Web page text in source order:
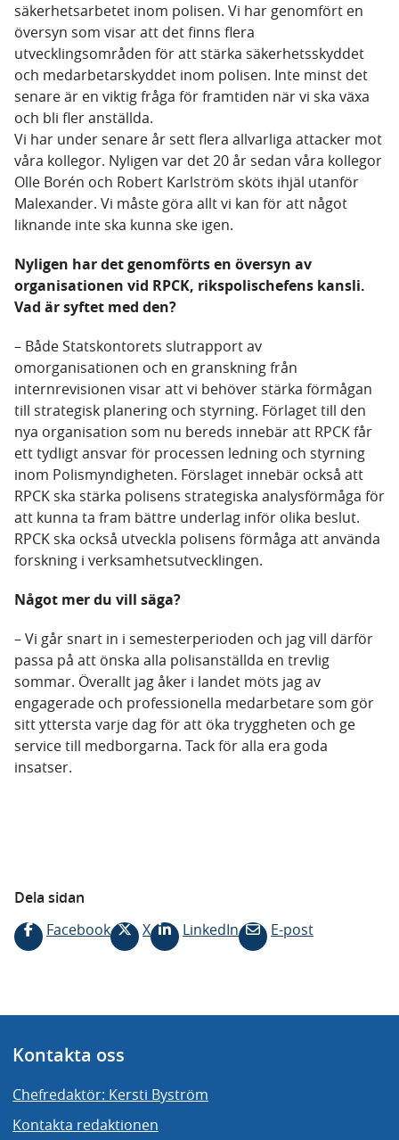
säkerhetsarbetet inom polisen. Vi har genomfört en
översyn som visar att det finns flera
utvecklingsområden för att stärka säkerhetsskyddet
och medarbetarskyddet inom polisen. Inte minst det
senare är en viktig fråga för framtiden när vi ska växa
och bli fler anställda.
Vi har under senare år sett flera allvarliga attacker mot
våra kollegor. Nyligen var det 20 år sedan våra kollegor
Olle Borén och Robert Karlström sköts ihjäl utanför
Malexander. Vi måste göra allt vi kan för att något
liknande inte ska kunna ske igen.
Nyligen har det genomförts en översyn av
organisationen vid RPCK, rikspolischefens kansli.
Vad är syftet med den?
– Både Statskontorets slutrapport av
omorganisationen och en granskning från
internrevisionen visar att vi behöver stärka förmågan
till strategisk planering och styrning. Förlaget till den
nya organisation som nu bereds innebär att RPCK får
ett tydligt ansvar för processen ledning och styrning
inom Polismyndigheten. Förslaget innebär också att
RPCK ska stärka polisens strategiska analysförmåga för
att kunna ta fram bättre underlag inför olika beslut.
RPCK ska också utveckla polisens förmåga att använda
forskning i verksamhetsutvecklingen.
Något mer du vill säga?
– Vi går snart in i semesterperioden och jag vill därför
passa på att önska alla polisanställda en trevlig
sommar. Överallt jag åker i landet möts jag av
engagerade och professionella medarbetare som gör
sitt yttersta varje dag för att öka tryggheten och ge
service till medborgarna. Tack för alla era goda
insatser.
Dela sidan
Facebook
X LinkedIn E-post
Kontakta oss
Chefredaktör: Kersti Byström
Kontakta redaktionen